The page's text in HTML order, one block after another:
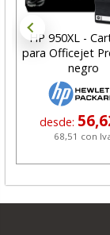
HP 950XL -
para Officejet
negro
desde:
68,51 con